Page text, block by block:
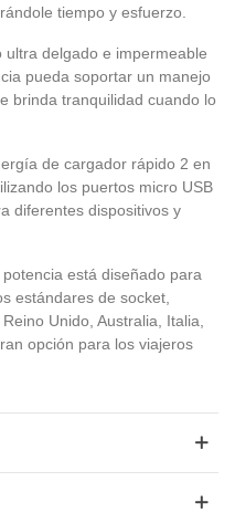
tiempo y esfuerzo.
delgado e impermeable
pueda soportar un manejo
brinda tranquilidad cuando lo
de cargador rápido 2 en
los puertos micro USB
diferentes dispositivos y
está diseñado para
estándares de socket,
Unido, Australia, Italia,
opción para los viajeros